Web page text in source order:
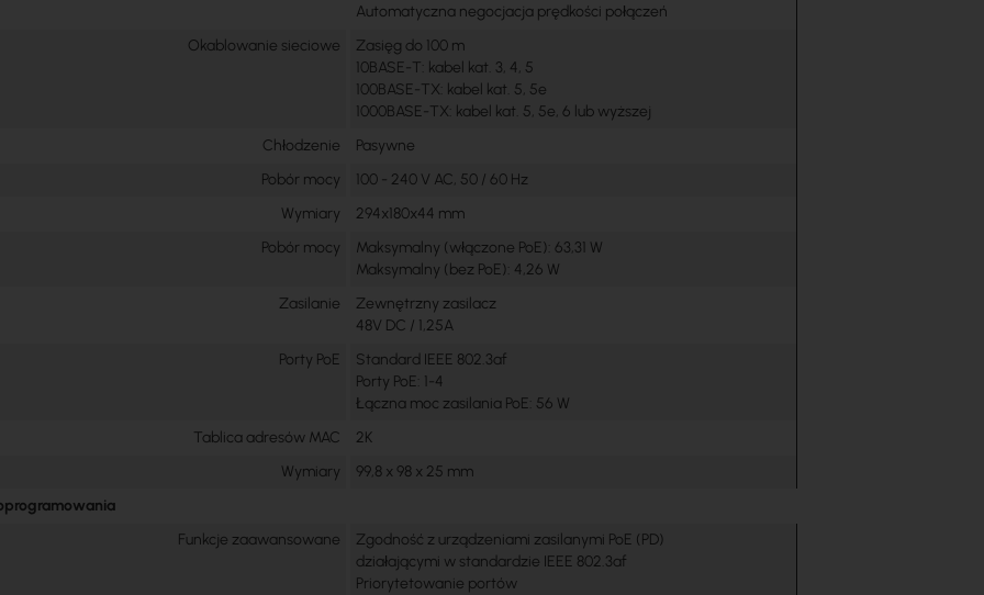
Automatyczna negocjacja prędkości połączeń
Okablowanie sieciowe
Zasięg do 100 m
10BASE-T: kabel kat. 3, 4, 5
100BASE-TX: kabel kat. 5, 5e
1000BASE-TX: kabel kat. 5, 5e, 6 lub wyższej
Chłodzenie
Pasywne
Pobór mocy
100 - 240 V AC, 50 / 60 Hz
Wymiary
294x180x44 mm
Pobór mocy
Maksymalny (włączone PoE): 63,31 W
Maksymalny (bez PoE): 4,26 W
Zasilanie
Zewnętrzny zasilacz
48V DC / 1,25A
Porty PoE
Standard IEEE 802.3af
Porty PoE: 1-4
Łączna moc zasilania PoE: 56 W
Tablica adresów MAC
2K
Wymiary
99,8 x 98 x 25 mm
oprogramowania
Funkcje zaawansowane
Zgodność z urządzeniami zasilanymi PoE (PD)
działającymi w standardzie IEEE 802.3af
Priorytetowanie portów